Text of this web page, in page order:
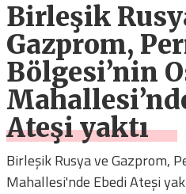
Birleşik
Gazprom,
Bölgesi’nin
Ateşi yaktı
Birleşik Rusya ve Gazprom,
Mahallesi'nde Ebedi Ateşi